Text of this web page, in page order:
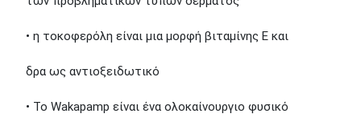
• η τοκοφερόλη είναι μια μορφή βιταμίνης Ε και
δρα ως αντιοξειδωτικό
• Το Wakapamp είναι ένα ολοκαίνουργιο φυσικό